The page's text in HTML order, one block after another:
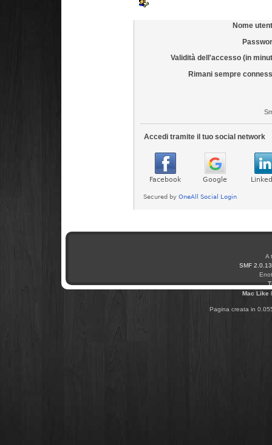
Nome
Validità dell'accesso (in
Rimani sempre
Accedi tramite il tuo social network
A
SMF 2.0.13
Mac Like
Pagina creata in